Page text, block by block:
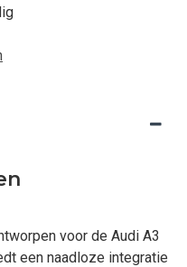
voor de Audi A3
een naadloze integratie